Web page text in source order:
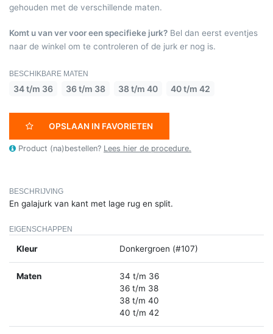
gehouden met de verschillende maten.
Komt u van ver voor een specifieke jurk? Bel dan eerst eventjes
naar de winkel om te controleren of de jurk er nog is.
BESCHIKBARE MATEN
34 t/m 36 36 t/m 38 38 t/m 40 40 t/m 42
OPSLAAN IN FAVORIETEN
Product (na)bestellen? Lees hier de procedure.
BESCHRIJVING
En galajurk van kant met lage rug en split.
EIGENSCHAPPEN
Kleur Donkergroen (#107)
Maten
34 t/m 36
36 t/m 38
38 t/m 40
40 t/m 42